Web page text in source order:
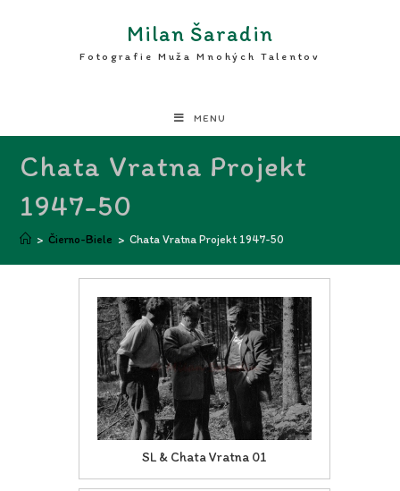
Milan Šaradin
Fotografie Muža Mnohých Talentov
MENU
Chata Vratna Projekt
1947-50
> Čierno-Biele > Chata Vratna Projekt 1947-50
SL & Chata Vratna 01